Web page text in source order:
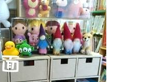
子
眼
神
中
有
溫